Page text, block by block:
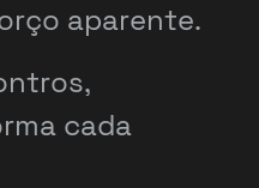
aparente.
cada